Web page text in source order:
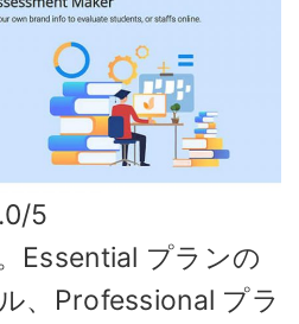
5
Essential プランの
、Professional プラ